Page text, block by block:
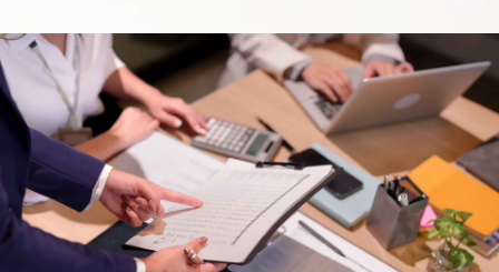
Buscar